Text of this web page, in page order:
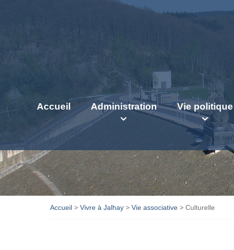
Accueil Administration Vie politique
Accueil > Vivre à Jalhay > Vie associative > Culturelle